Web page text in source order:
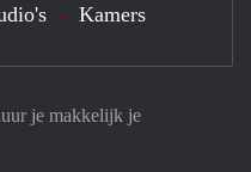
je makkelijk je
Kamers